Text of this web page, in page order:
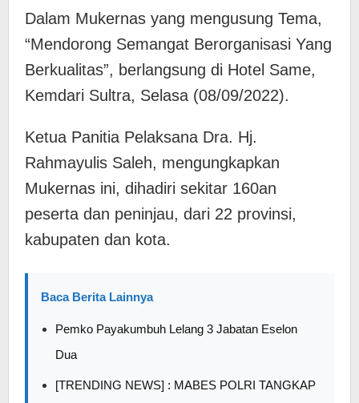
Dalam Mukernas yang mengusung Tema,
“Mendorong Semangat Berorganisasi Yang
Berkualitas”, berlangsung di Hotel Same,
Kemdari Sultra, Selasa (08/09/2022).
Ketua Panitia Pelaksana Dra. Hj.
Rahmayulis Saleh, mengungkapkan
Mukernas ini, dihadiri sekitar 160an
peserta dan peninjau, dari 22 provinsi,
kabupaten dan kota.
Baca Berita Lainnya
Pemko Payakumbuh Lelang 3 Jabatan Eselon
Dua
[TRENDING NEWS] : MABES POLRI TANGKAP